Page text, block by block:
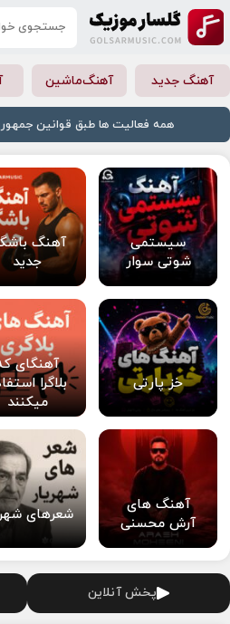
آهنگ جدید آهنگ‌ماشین
همه فعالیت ها طبق قوانین
سیستمی
شوتی سوار
آهنگ
جدید
خز پارتی
آهنگای
بلاگرا
میکنند
آهنگ های
آرش محسنی
شعرهای
پخش آنلاین